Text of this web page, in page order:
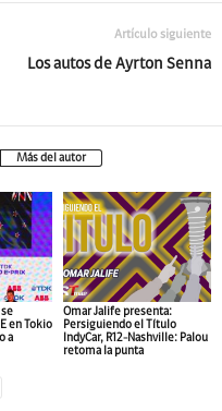
Artículo siguiente
Los autos de Ayrton Senna
Más del autor
en Tokio
a
Omar Jalife presenta:
Persiguiendo el Título
IndyCar, R12-Nashville: Palou
retoma la punta